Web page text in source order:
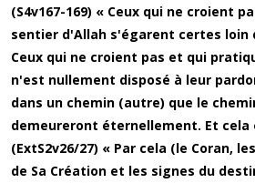
(S4v167-169) « Ceux qui ne croient
sentier d'Allah s'égarent certes loin
Ceux qui ne croient pas et qui
n'est nullement disposé à leur
dans un chemin (autre) que le
demeureront éternellement. Et cela
(ExtS2v26/27) « Par cela (le Coran,
de Sa Création et les signes du